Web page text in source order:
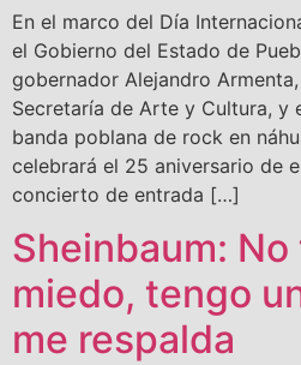
En el marco del Día
el Gobierno del Estado de
gobernador Alejandro
Secretaría de Arte y Cultura, y
banda poblana de rock en
celebrará el 25 aniversario de
concierto de entrada […]
Sheinbaum:
miedo, tengo
me respalda